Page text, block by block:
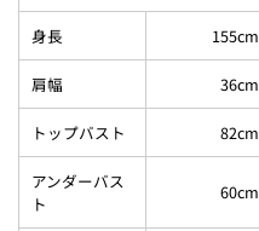
身長 155cm
肩幅 36cm
トップバスト 82cm
アンダーバス
ト
60cm